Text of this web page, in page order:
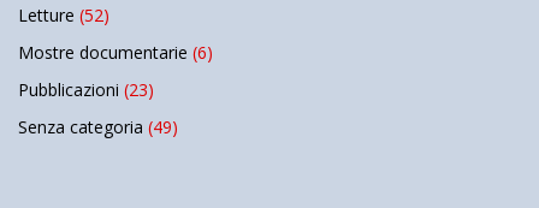
Letture (52)
Mostre documentarie (6)
Pubblicazioni (23)
Senza categoria (49)